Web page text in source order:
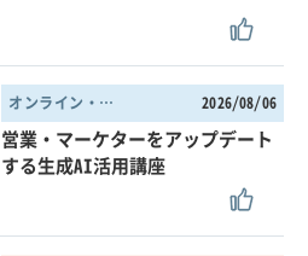
オンライン・東京都 2026/08/06
営業・マーケターをアップデート
する生成AI活用講座